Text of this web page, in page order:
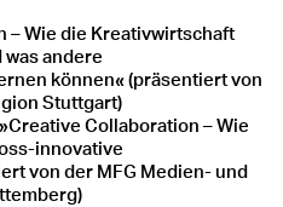
– Wie die Kreativwirtschaft
was andere
können« (präsentiert von
Stuttgart)
Collaboration – Wie
innovative
von der MFG Medien- und